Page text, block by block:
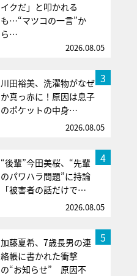
イクだ」と叩かれる
も…“マツコの一言”か
ら…
2026.08.05
3
川田裕美、洗濯物がなぜ
か真っ赤に！原因は息子
のポケットの中身…
2026.08.05
4
“後輩”今田美桜、“先輩
のパワハラ問題”に持論
「被害者の話だけで…
2026.08.05
5
加藤夏希、7歳長男の連
絡帳に書かれた衝撃
の“お知らせ” 原因不